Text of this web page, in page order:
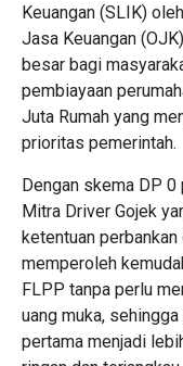
Keuangan (SLIK)
Jasa Keuangan
besar bagi
pembiayaan
Juta Rumah yang
prioritas pemerintah.
Dengan skema DP 0
Mitra Driver Gojek
ketentuan perbankan
memperoleh
FLPP tanpa perlu
uang muka,
pertama menjadi